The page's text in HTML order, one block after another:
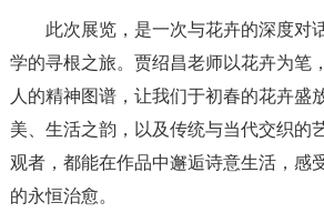
此次展览，是一次与花卉的深度对
学的寻根之旅。贾绍昌老师以花卉为笔
人的精神图谱，让我们于初春的花卉盛
美、生活之韵，以及传统与当代交织的
观者，都能在作品中邂逅诗意生活，感
的永恒治愈。